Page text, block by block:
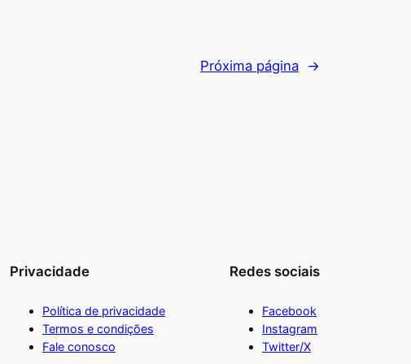
Próxima página →
Privacidade
Política de privacidade
Termos e condições
Fale conosco
Redes sociais
Facebook
Instagram
Twitter/X